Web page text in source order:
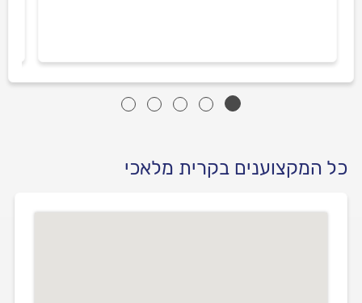
כל המקצוענים בקרית מלאכי